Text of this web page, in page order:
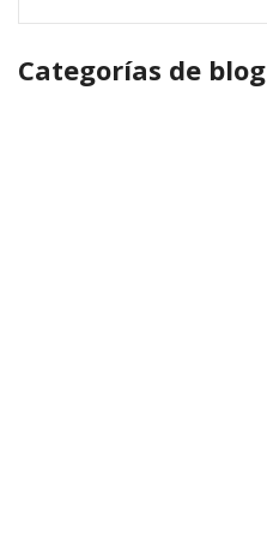
Categorías de blog